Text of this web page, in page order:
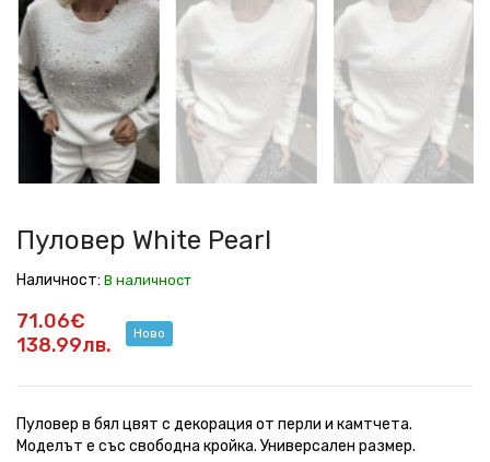
White
Pearl
White
Pearl
White
Pearl
White
Pearl
White
Pearl
White
Pearl
Пуловер White Pearl
Наличност: В наличност
71.06€
138.99лв.
Ново
Пуловер в бял цвят с декорация от перли и камтчета.
Моделът е със свободна кройка. Универсален размер.